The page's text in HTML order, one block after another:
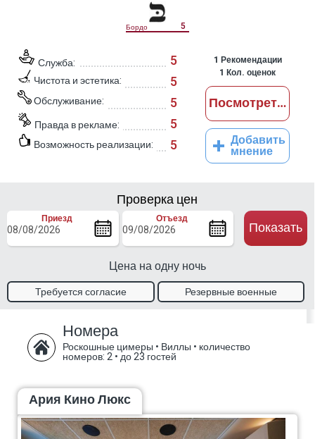
Бордо 5
Служба: 5
Чистота и эстетика: 5
Обслуживание: 5
Правда в рекламе: 5
Возможность реализации: 5
1 Рекомендации
1 Кол. оценок
Посмотреть
Добавить
мнение
Проверка цен
Приезд Отъезд
Цена на одну ночь
Показать
Требуется согласие
Резервные военные
Номера
Роскошные цимеры • Виллы • количество
номеров: 2•до 23 гостей
Ария Кино Люкс